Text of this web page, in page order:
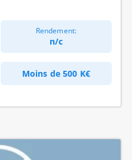
Rendement:
n/c
Moins de500 K€